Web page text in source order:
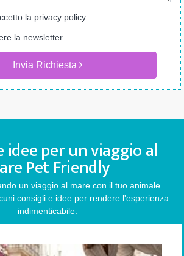
la privacy policy
la newsletter
Invia Richiesta
idee per un viaggio al
Pet Friendly
un viaggio al mare con il tuo animale
consigli e idee per rendere l'esperienza
indimenticabile.